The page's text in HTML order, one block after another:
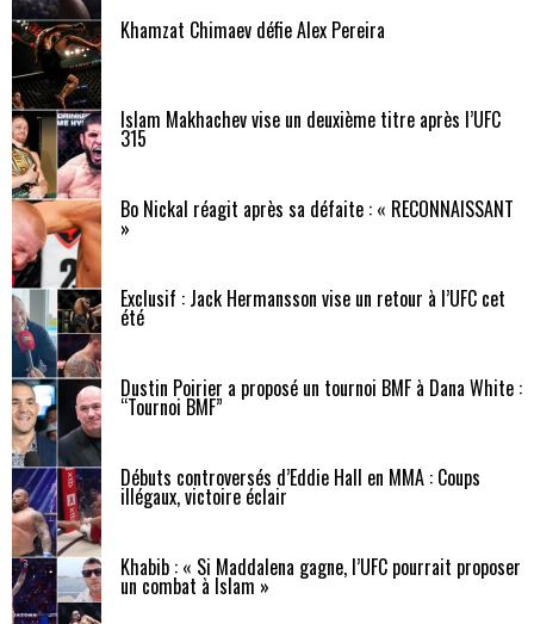
Khamzat Chimaev défie Alex Pereira
Islam Makhachev vise un deuxième titre après l’UFC
315
Bo Nickal réagit après sa défaite : « RECONNAISSANT
»
Exclusif : Jack Hermansson vise un retour à l’UFC cet
été
Dustin Poirier a proposé un tournoi BMF à Dana White :
“Tournoi BMF”
Débuts controversés d’Eddie Hall en MMA : Coups
illégaux, victoire éclair
Khabib : « Si Maddalena gagne, l’UFC pourrait proposer
un combat à Islam »